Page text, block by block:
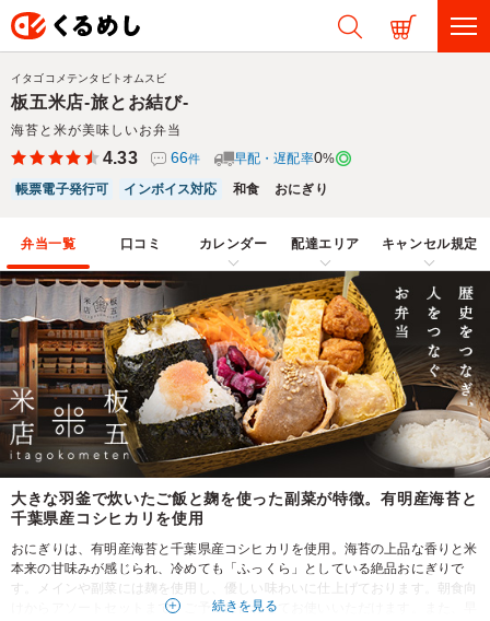
板五米店-旅とお結び-
海苔と米が美味しいお弁当
イタゴコメテンタビトオムスビ
4.33 66件 早配・遅配率0%
帳票電子発行可
インボイス対応 和食 おにぎり
弁当一覧 口コミ カレンダー 配達エリア キャンセル規定
大きな羽釜で炊いたご飯と麹を使った副菜が特徴。有明産海苔と
千葉県産コシヒカリを使用
おにぎりは、有明産海苔と千葉県産コシヒカリを使用。海苔の上品な香りと米
本来の甘味みが感じられ、冷めても「ふっくら」としている絶品おにぎりで
す。メインや副菜には麹を使用し、優しい味わいに仕上げております。朝食向
けからアソートセットまで、ご予算に合わせてお使いいただけます。また、早
続きを見る